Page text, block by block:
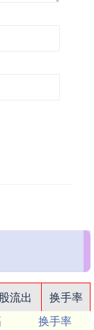
流出
换手率
换手率